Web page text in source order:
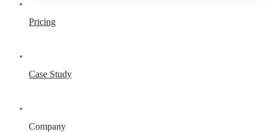
Pricing
Case Study
Company